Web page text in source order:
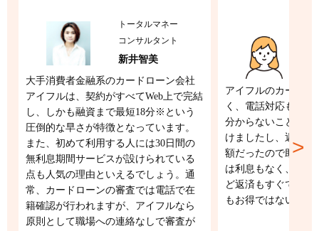
トータルマネー
コンサルタント
新井智美
大手消費者金融系のカードローン会社
アイフルは、契約がすべてWeb上で完結
し、しかも融資まで最短18分※という
圧倒的な早さが特徴となっています。
また、初めて利用する人には30日間の
無利息期間サービスが設けられている
点も人気の理由といえるでしょう。通
常、カードローンの審査では電話で在
籍確認が行われますが、アイフルなら
原則として職場への連絡なしで審査が
アイフルのカードロ
く、電話対応も割
分からないことには
けましたし、返済額
額だったので助かり
は利息もなく、すぐ
ど返済もすぐできる
もお得ではないかな